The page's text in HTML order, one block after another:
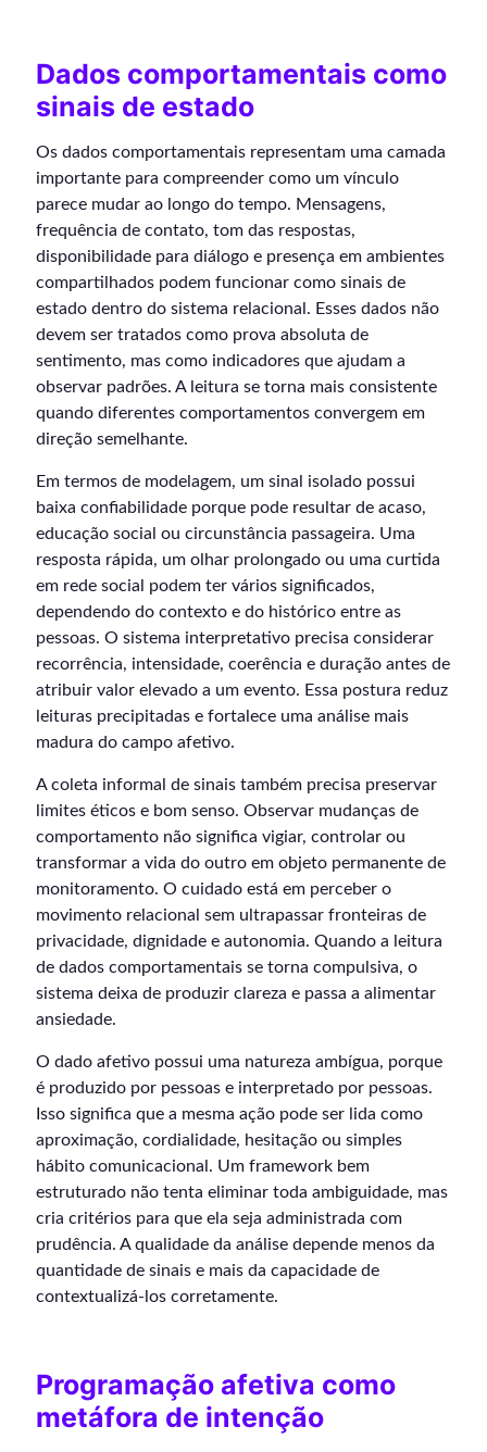
Dados comportamentais como
sinais de estado
Os dados comportamentais representam uma camada
importante para compreender como um vínculo
parece mudar ao longo do tempo. Mensagens,
frequência de contato, tom das respostas,
disponibilidade para diálogo e presença em ambientes
compartilhados podem funcionar como sinais de
estado dentro do sistema relacional. Esses dados não
devem ser tratados como prova absoluta de
sentimento, mas como indicadores que ajudam a
observar padrões. A leitura se torna mais consistente
quando diferentes comportamentos convergem em
direção semelhante.
Em termos de modelagem, um sinal isolado possui
baixa confiabilidade porque pode resultar de acaso,
educação social ou circunstância passageira. Uma
resposta rápida, um olhar prolongado ou uma curtida
em rede social podem ter vários significados,
dependendo do contexto e do histórico entre as
pessoas. O sistema interpretativo precisa considerar
recorrência, intensidade, coerência e duração antes de
atribuir valor elevado a um evento. Essa postura reduz
leituras precipitadas e fortalece uma análise mais
madura do campo afetivo.
A coleta informal de sinais também precisa preservar
limites éticos e bom senso. Observar mudanças de
comportamento não significa vigiar, controlar ou
transformar a vida do outro em objeto permanente de
monitoramento. O cuidado está em perceber o
movimento relacional sem ultrapassar fronteiras de
privacidade, dignidade e autonomia. Quando a leitura
de dados comportamentais se torna compulsiva, o
sistema deixa de produzir clareza e passa a alimentar
ansiedade.
O dado afetivo possui uma natureza ambígua, porque
é produzido por pessoas e interpretado por pessoas.
Isso significa que a mesma ação pode ser lida como
aproximação, cordialidade, hesitação ou simples
hábito comunicacional. Um framework bem
estruturado não tenta eliminar toda ambiguidade, mas
cria critérios para que ela seja administrada com
prudência. A qualidade da análise depende menos da
quantidade de sinais e mais da capacidade de
contextualizá-los corretamente.
Programação afetiva como
metáfora de intenção